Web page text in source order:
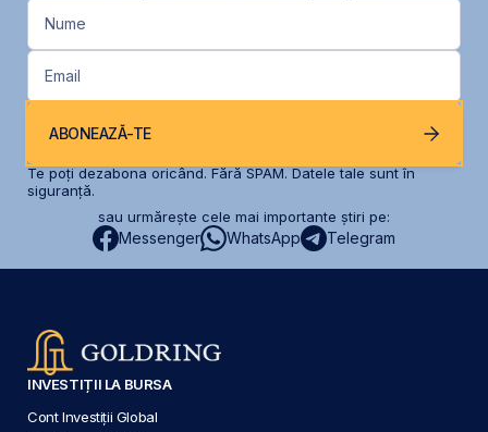
Nume
Email
ABONEAZĂ-TE
Te poți dezabona oricând. Fără SPAM. Datele tale sunt în
siguranță.
sau urmărește cele mai importante știri pe:
Messenger WhatsApp Telegram
INVESTIȚII LA BURSA
Cont Investiții Global